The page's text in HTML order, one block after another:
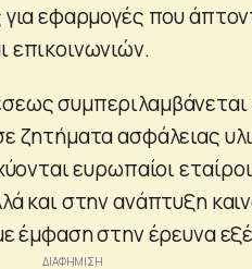
για εφαρμογές που
επικοινωνιών.
συμπεριλαμβάνεται
ζητήματα ασφάλειας
ευρωπαίοι
και στην ανάπτυξη
έμφαση στην έρευνα